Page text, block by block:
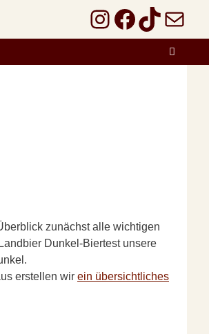
Instagram
TikTok
E-Mail
zunächst alle wichtigen
Dunkel-Biertest unsere
erstellen wir ein übersichtliches